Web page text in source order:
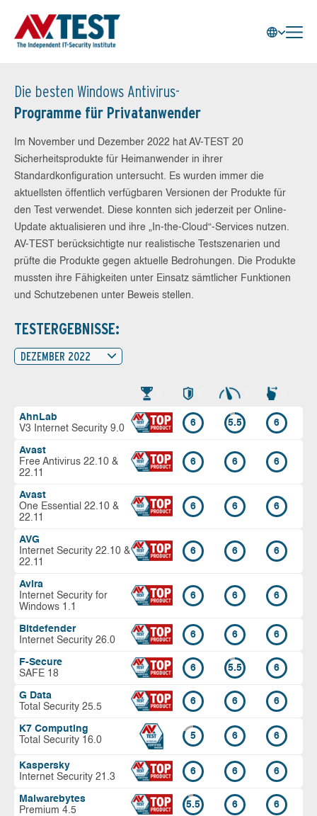
Die besten Windows Antivirus-
Programme für Privatanwender
Im November und Dezember 2022 hat AV-TEST 20
Sicherheitsprodukte für Heimanwender in ihrer
Standardkonfiguration untersucht. Es wurden immer die
aktuellsten öffentlich verfügbaren Versionen der Produkte für
den Test verwendet. Diese konnten sich jederzeit per Online-
Update aktualisieren und ihre „In-the-Cloud“-Services nutzen.
AV-TEST berücksichtigte nur realistische Testszenarien und
prüfte die Produkte gegen aktuelle Bedrohungen. Die Produkte
mussten ihre Fähigkeiten unter Einsatz sämtlicher Funktionen
und Schutzebenen unter Beweis stellen.
TESTERGEBNISSE:
DEZEMBER 2022
AhnLab
V3 Internet Security 9.0
6 5.5 6
Avast
Free Antivirus 22.10 &
22.11
6 6 6
Avast
One Essential 22.10 &
22.11
6 6 6
AVG
Internet Security 22.10 &
22.11
6 6 6
Avira
Internet Security for
Windows 1.1
6 6 6
Bitdefender
Internet Security 26.0
6 6 6
F-Secure
SAFE 18
6 5.5 6
G Data
Total Security 25.5
6 6 6
K7 Computing
Total Security 16.0
5 6 6
Kaspersky
Internet Security 21.3
6 6 6
Malwarebytes
Premium 4.5
5.5 6 6